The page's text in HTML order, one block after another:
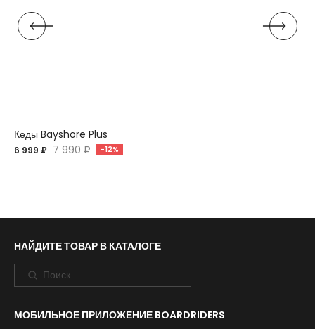
Кеды Bayshore Plus
6 999 ₽ 7 990 ₽ -12%
НАЙДИТЕ ТОВАР В КАТАЛОГЕ
МОБИЛЬНОЕ ПРИЛОЖЕНИЕ BOARDRIDERS